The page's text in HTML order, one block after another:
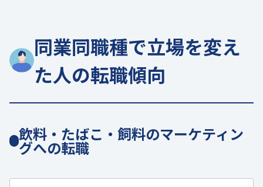
同業同職種で立場を変え
た人の転職傾向
飲料・たばこ・飼料のマーケティン
グへの転職